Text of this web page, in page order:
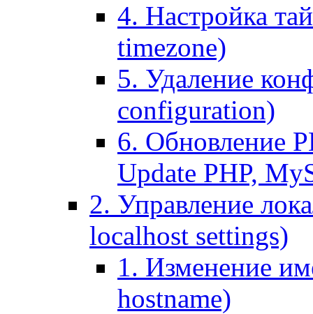
4. Настройка
timezone)
5. Удаление
configuration)
6. Обновление
Update PHP,
2. Управление
localhost settings)
1. Изменение
hostname)